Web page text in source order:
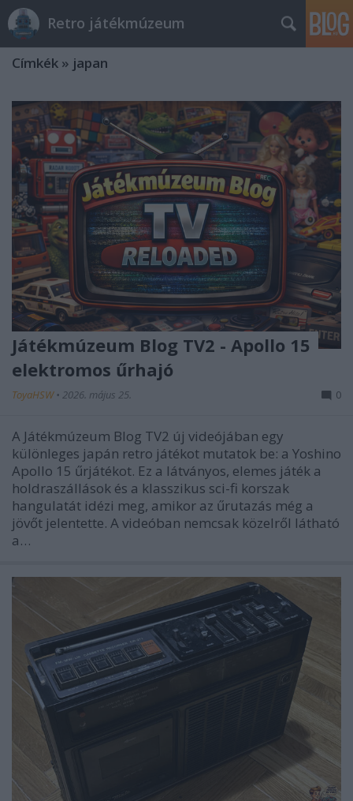
Retro játékmúzeum
Címkék » japan
Játékmúzeum Blog TV2 - Apollo 15
elektromos űrhajó
ToyaHSW • 2026. május 25. 0
A Játékmúzeum Blog TV2 új videójában egy
különleges japán retro játékot mutatok be: a Yoshino
Apollo 15 űrjátékot. Ez a látványos, elemes játék a
holdraszállások és a klasszikus sci-fi korszak
hangulatát idézi meg, amikor az űrutazás még a
jövőt jelentette. A videóban nemcsak közelről látható
a…